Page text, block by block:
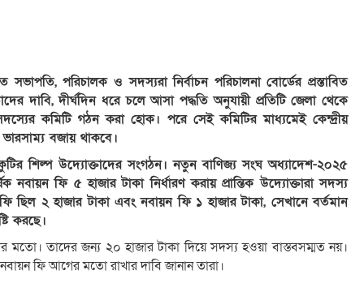
পরিচালক ও সদস্যরা নির্বাচন পরিচালনা বোর্ডের প্রস্তাবিত
দাবি, দীর্ঘদিন ধরে চলে আসা পদ্ধতি অনুযায়ী প্রতিটি জেলা থেকে
কমিটি গঠন করা হোক। পরে সেই কমিটির মাধ্যমেই কেন্দ্রীয়
বজায় থাকবে।
শিল্প উদ্যোক্তাদের সংগঠন। নতুন বাণিজ্য সংঘ অধ্যাদেশ-২০২৫
ফি ৫ হাজার টাকা নির্ধারণ করায় প্রান্তিক উদ্যোক্তারা সদস্য
২ হাজার টাকা এবং নবায়ন ফি ১ হাজার টাকা, সেখানে বর্তমান
করছে।
তাদের জন্য ২০ হাজার টাকা দিয়ে সদস্য হওয়া বাস্তবসম্মত নয়।
ফি আগের মতো রাখার দাবি জানান তারা।